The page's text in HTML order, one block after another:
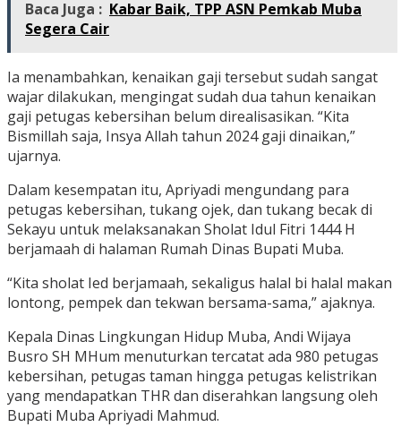
Baca Juga : Kabar Baik, TPP ASN Pemkab Muba
Segera Cair
Ia menambahkan, kenaikan gaji tersebut sudah sangat
wajar dilakukan, mengingat sudah dua tahun kenaikan
gaji petugas kebersihan belum direalisasikan. “Kita
Bismillah saja, Insya Allah tahun 2024 gaji dinaikan,”
ujarnya.
Dalam kesempatan itu, Apriyadi mengundang para
petugas kebersihan, tukang ojek, dan tukang becak di
Sekayu untuk melaksanakan Sholat Idul Fitri 1444 H
berjamaah di halaman Rumah Dinas Bupati Muba.
“Kita sholat Ied berjamaah, sekaligus halal bi halal makan
lontong, pempek dan tekwan bersama-sama,” ajaknya.
Kepala Dinas Lingkungan Hidup Muba, Andi Wijaya
Busro SH MHum menuturkan tercatat ada 980 petugas
kebersihan, petugas taman hingga petugas kelistrikan
yang mendapatkan THR dan diserahkan langsung oleh
Bupati Muba Apriyadi Mahmud.